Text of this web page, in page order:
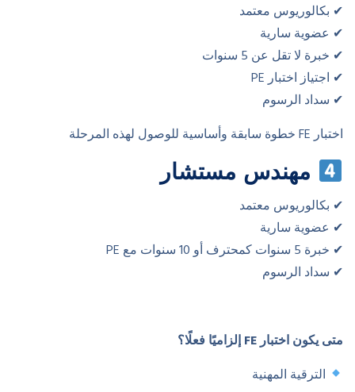
✔ بكالوريوس معتمد
✔ عضوية سارية
✔ خبرة لا تقل عن 5 سنوات
✔ اجتياز اختبار PE
✔ سداد الرسوم
اختبار FE خطوة سابقة وأساسية للوصول لهذه المرحلة
مهندس مستشار
✔ بكالوريوس معتمد
✔ عضوية سارية
✔ خبرة 5 سنوات كمحترف أو 10 سنوات مع PE
✔ سداد الرسوم
متى يكون اختبارFEإلزاميًا فعلًا؟
الترقية المهنية